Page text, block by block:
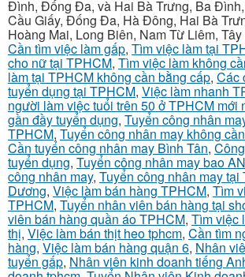
Đình, Đống Đa, và Hai Bà Trưng, Ba
Cầu Giấy, Đống Đa, Hà Đông, Hai Bà
Hoàng Mai, Long Biên, Nam Từ Liêm,
Cần tìm việc làm gấp, Tìm việc làm tại
cho nữ tại TPHCM, Tìm việc làm không
làm tại TPHCM không cần bằng cấp, Các
tuyển dụng tại TPHCM, Việc làm nhanh
người làm việc tuổi trên 50 ở TPHCM mới
gần đầy tuyển dụng, Tuyển công nhân
TPHCM, Tuyển công nhân may không
Cần tuyển công nhân may Bình Tân,
tuyển dụng, Tuyển công nhân may bao
công nhân may, Tuyển công nhân may tại
Dương, Việc làm bán hàng TPHCM, Tìm
TPHCM, Tuyển nhân viên bán hàng tại
viên bán hàng quần áo TPHCM, Tìm việc
thị, Việc làm bán thịt heo tphcm, Cần tìm
hàng, Việc làm bán hàng quận 6, Nhân
tuyển gấp, Nhân viên kinh doanh tiếng